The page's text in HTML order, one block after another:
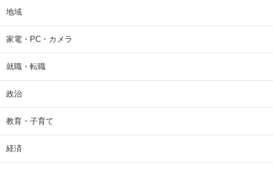
地域
家電・PC・カメラ
就職・転職
政治
教育・子育て
経済